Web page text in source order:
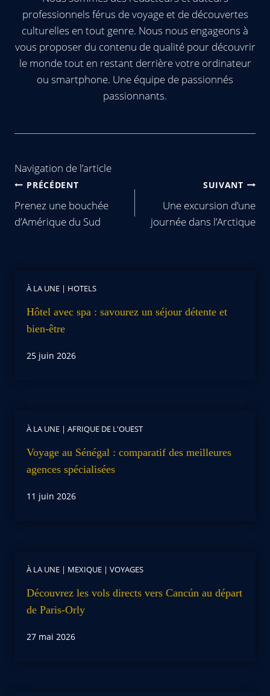
professionnels férus de voyage et de découvertes
culturelles en tout genre. Nous nous engageons à
vous proposer du contenu de qualité pour découvrir
le monde tout en restant derrière votre ordinateur
ou smartphone. Une équipe de passionnés
passionnants.
Navigation de l’article
PRÉCÉDENT
Prenez une bouchée
d’Amérique du Sud
SUIVANT
Une excursion d’une
journée dans l’Arctique
À LA UNE | HOTELS
Hôtel avec spa : savourez un séjour détente et
bien-être
25 juin 2026
À LA UNE | AFRIQUE DE L'OUEST
Voyage au Sénégal : comparatif des meilleures
agences spécialisées
11 juin 2026
À LA UNE | MEXIQUE | VOYAGES
Découvrez les vols directs vers Cancún au départ
de Paris-Orly
27 mai 2026